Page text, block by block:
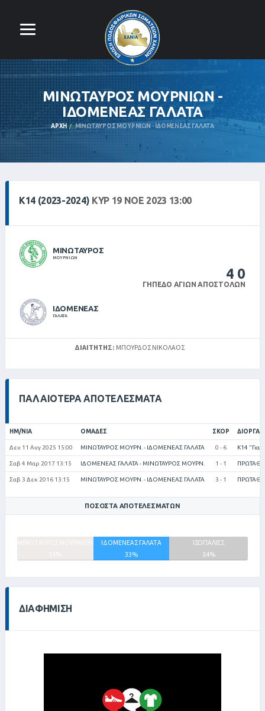
ΜΙΝΩΤΑΥΡΟΣ ΜΟΥΡΝΙΩΝ -
ΙΔΟΜΕΝΕΑΣ ΓΑΛΑΤΑ
ΑΡΧΉ ΜΙΝΩΤΑΥΡΟΣ ΜΟΥΡΝΙΩΝ - ΙΔΟΜΕΝΕΑΣ ΓΑΛΑΤΑ
Κ14 (2023-2024) ΚΥΡ 19 ΝΟΕ 2023 13:00
ΜΙΝΩΤΑΥΡΟΣ
ΜΟΥΡΝΙΩΝ
4 0
ΓΉΠΕΔΟ ΑΓΊΩΝ ΑΠΟΣΤΌΛΩΝ
ΙΔΟΜΕΝΕΑΣ
ΓΑΛΑΤΑ
ΔΙΑΙΤΗΤΉΣ: ΜΠΟΎΡΔΟΣ ΝΙΚΌΛΑΟΣ
ΠΑΛΑΙΌΤΕΡΑ ΑΠΟΤΕΛΈΣΜΑΤΑ
ΗΜ/ΝΊΑ ΟΜΆΔΕΣ ΣΚΟΡ
Δευ 11 Αυγ 2025 15:00 ΜΙΝΩΤΑΥΡΟΣ ΜΟΥΡΝ. - ΙΔΟΜΕΝΕΑΣ ΓΑΛΑΤΑ 0 - 6 Κ14
Σαβ 4 Μαρ 2017 13:15 ΙΔΟΜΕΝΕΑΣ ΓΑΛΑΤΑ - ΜΙΝΩΤΑΥΡΟΣ ΜΟΥΡΝ. 1 - 1
Σαβ 3 Δεκ 2016 13:15 ΜΙΝΩΤΑΥΡΟΣ ΜΟΥΡΝ. - ΙΔΟΜΕΝΕΑΣ ΓΑΛΑΤΑ 3 - 1
ΠΟΣΟΣΤΆ ΑΠΟΤΕΛΕΣΜΆΤΩΝ
ΙΔΟΜΕΝΕΑΣ ΓΑΛΑΤΑ
33%
ΙΣΟΠΑΛΙΕΣ
34%
ΔΙΑΦΉΜΙΣΗ